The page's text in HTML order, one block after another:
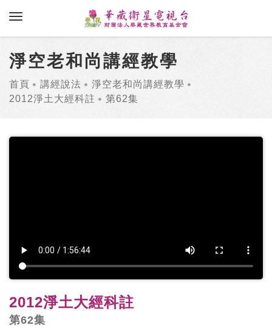
toggle navigation
淨空老和尚講經教學
首頁 講經說法
淨空老和尚講經教學
2012淨土大經科註
第62集
2012淨土大經科註
第62集